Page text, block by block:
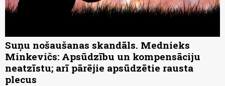
Suņu nošaušanas skandāls. Mednieks
Minkevičs: Apsūdzību un kompensāciju
neatzīstu; arī pārējie apsūdzētie rausta
plecus